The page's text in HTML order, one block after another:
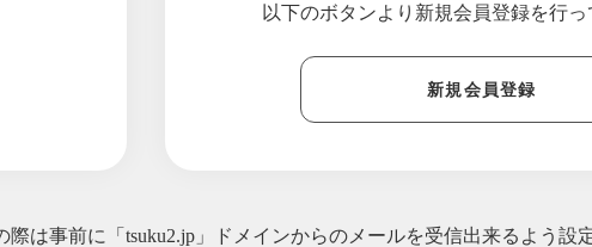
以下のボタンより新規会員登録を行っ
新規会員登録
は事前に「tsuku2.jp」ドメインからのメールを受信出来るよう設